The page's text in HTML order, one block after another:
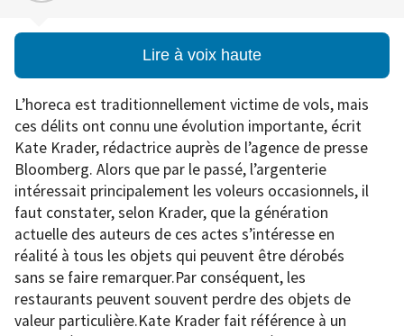
Lire à voix haute
L’horeca est traditionnellement victime de vols, mais
ces délits ont connu une évolution importante, écrit
Kate Krader, rédactrice auprès de l’agence de presse
Bloomberg. Alors que par le passé, l’argenterie
intéressait principalement les voleurs occasionnels, il
faut constater, selon Krader, que la génération
actuelle des auteurs de ces actes s’intéresse en
réalité à tous les objets qui peuvent être dérobés
sans se faire remarquer.Par conséquent, les
restaurants peuvent souvent perdre des objets de
valeur particulière.Kate Krader fait référence à un